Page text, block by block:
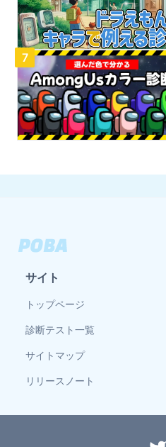
7
サイト
トップページ
診断テスト一覧
サイトマップ
リリースノート